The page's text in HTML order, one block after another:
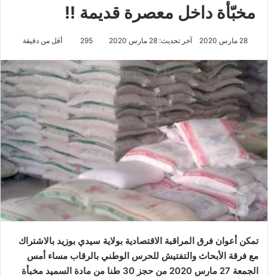
مخبّأة داخل معصرة قديمة !!
28 مارس 2020 آخر تحديث: 28 مارس 2020 295 أقل من دقيقة
تمكن أعوان فرق المراقبة الاقتصادية بولاية سيدي بوزيد بالاشتراك
مع فرقة الأبحاث والتفتيش للحرس الوطني بالرقاب مساء أمس
الجمعة 27 مارس 2020 من حجز 30 طنا من مادة السميد مخبأة